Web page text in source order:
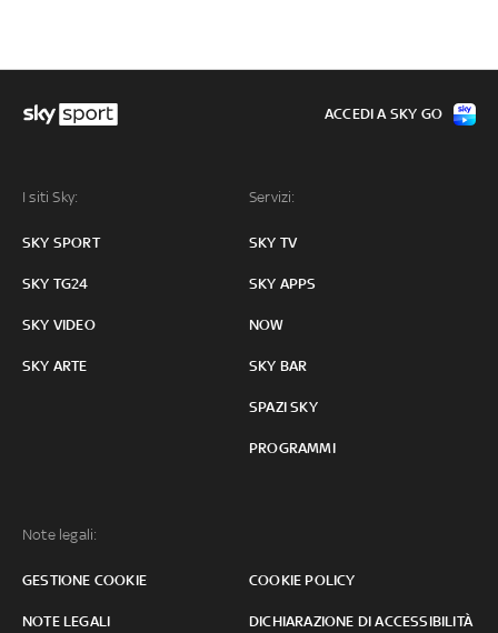
I siti Sky:
SKY SPORT
SKY TG24
SKY VIDEO
SKY ARTE
Servizi:
SKY TV
SKY APPS
NOW
SKY BAR
SPAZI SKY
PROGRAMMI
Note legali:
GESTIONE COOKIE COOKIE POLICY
NOTE LEGALI DICHIARAZIONE DI ACCESSIBILITÀ
ACCEDI A SKY GO